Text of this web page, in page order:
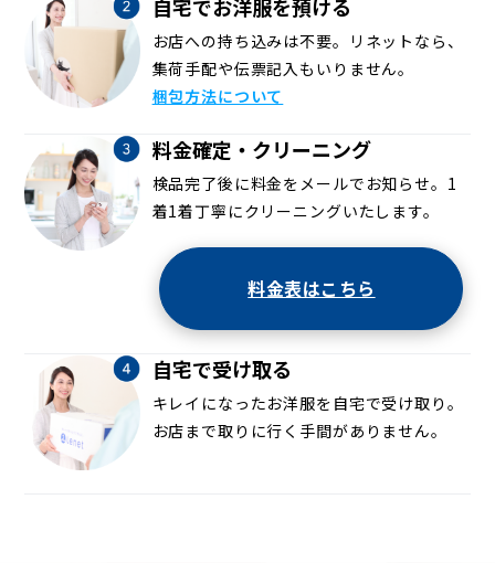
自宅でお洋服を預ける
お店への持ち込みは不要。リネットなら、
集荷手配や伝票記入もいりません。
梱包方法について
料金確定・クリーニング
検品完了後に料金をメールでお知らせ。1
着1着丁寧にクリーニングいたします。
料金表はこちら
自宅で受け取る
キレイになったお洋服を自宅で受け取り。
お店まで取りに行く手間がありません。